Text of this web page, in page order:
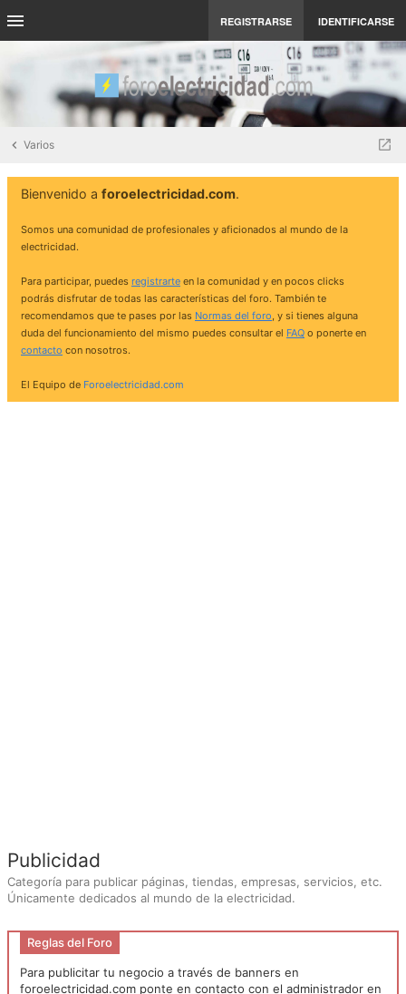
REGISTRARSE IDENTIFICARSE
Varios
Bienvenido a foroelectricidad.com.
Somos una comunidad de profesionales y aficionados al mundo de la
electricidad.
Para participar, puedes registrarte en la comunidad y en pocos clicks
podrás disfrutar de todas las características del foro. También te
recomendamos que te pases por las Normas del foro, y si tienes alguna
duda del funcionamiento del mismo puedes consultar el FAQ o ponerte en
contacto con nosotros.
El Equipo de Foroelectricidad.com
Publicidad
Categoría para publicar páginas, tiendas, empresas, servicios, etc.
Únicamente dedicados al mundo de la electricidad.
Reglas del Foro
Para publicitar tu negocio a través de banners en
foroelectricidad.com ponte en contacto con el administrador en